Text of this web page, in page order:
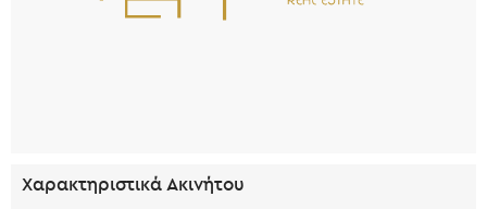
Χαρακτηριστικά Ακινήτου